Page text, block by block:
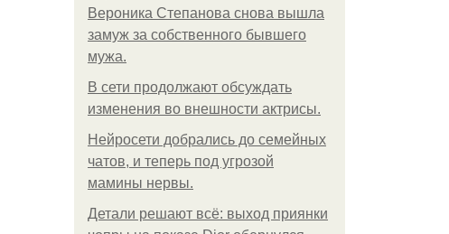
Вероника Степанова снова вышла
замуж за собственного бывшего
мужа.
В сети продолжают обсуждать
изменения во внешности актрисы.
Нейросети добрались до семейных
чатов, и теперь под угрозой
мамины нервы.
Детали решают всё: выход приянки